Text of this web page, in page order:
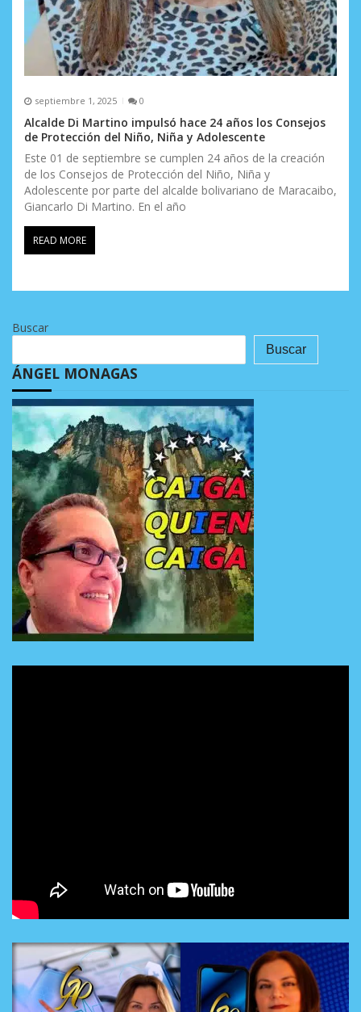
septiembre 1, 2025 0
Alcalde Di Martino impulsó hace 24 años los Consejos
de Protección del Niño, Niña y Adolescente
Este 01 de septiembre se cumplen 24 años de la creación
de los Consejos de Protección del Niño, Niña y
Adolescente por parte del alcalde bolivariano de Maracaibo,
Giancarlo Di Martino. En el año
READ MORE
Buscar
Buscar
ÁNGEL MONAGAS